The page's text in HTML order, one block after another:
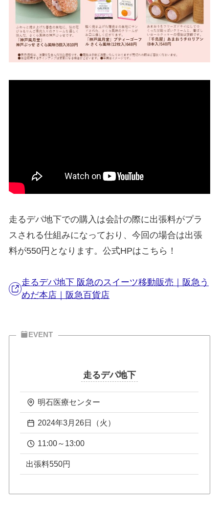
走るデパ地下での購入は会計の際に出張料がプラ
スされる仕組みになっており、今回の場合は出張
料が550円となります。公式HPはこちら！
走るデパ地下 阪急のスイーツ移動販売｜阪急う
めだ本店｜阪急百貨店
EVENT
走るデパ地下
明石医療センター
2024年3月26日（火）
11:00～13:00
出張料550円